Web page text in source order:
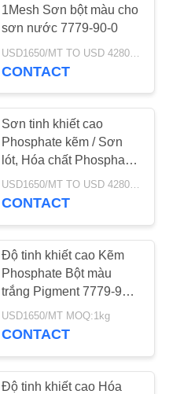
nhiệt
127
1Mesh Sơn bột màu cho
sơn nước 7779-90-0
USD1650/MT TO USD 4280 MOQ:25kg
CONTACT
Sơn tinh khiết cao
Phosphate kẽm / Sơn
lót, Hóa chất Phosphate
Tiêu chuẩn SGS
USD1650/MT TO USD 4280 MOQ:1kg
CONTACT
Độ tinh khiết cao Kẽm
Phosphate Bột màu
trắng Pigment 7779-90-0
Không độc hại
USD1650/MT MOQ:1kg
CONTACT
Độ tinh khiết cao Hóa